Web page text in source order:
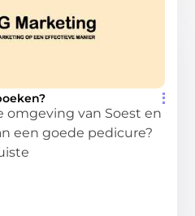
omgeving van Soest en
een goede pedicure?